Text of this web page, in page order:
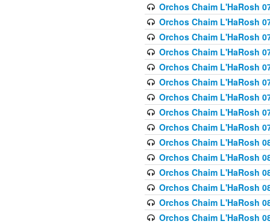
Orchos Chaim L'HaRosh
Orchos Chaim L'HaRosh
Orchos Chaim L'HaRosh
Orchos Chaim L'HaRosh
Orchos Chaim L'HaRosh
Orchos Chaim L'HaRosh
Orchos Chaim L'HaRosh
Orchos Chaim L'HaRosh
Orchos Chaim L'HaRosh
Orchos Chaim L'HaRosh
Orchos Chaim L'HaRosh
Orchos Chaim L'HaRosh
Orchos Chaim L'HaRosh
Orchos Chaim L'HaRosh
Orchos Chaim L'HaRosh